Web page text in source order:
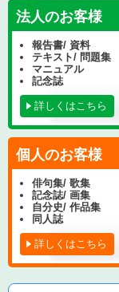
法人のお客様
報告書/ 資料
テキスト/ 問題集
マニュアル
記念誌
詳しくはこちら
個人のお客様
俳句集/ 歌集
記念誌/ 画集
自分史/ 作品集
同人誌
詳しくはこちら